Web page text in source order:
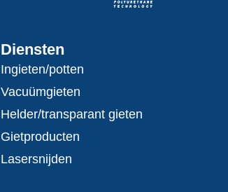
Diensten
Ingieten/potten
Vacuümgieten
Helder/transparant gieten
Gietproducten
Lasersnijden